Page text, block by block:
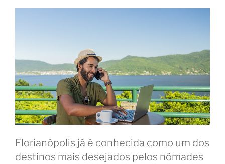
Florianópolis já é conhecida como um dos
destinos mais desejados pelos nômades